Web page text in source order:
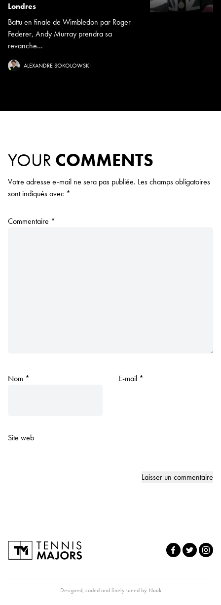
Londres
Battu en finale de Wimbledon par Roger
Federer, Andy Murray prendra sa
revanche...
ALEXANDRE SOKOLOWSKI
YOUR COMMENTS
Votre adresse e-mail ne sera pas publiée. Les champs obligatoires
sont indiqués avec *
Commentaire *
Nom * E-mail *
Site web
Designed, coded and finely tuned by Nuuk